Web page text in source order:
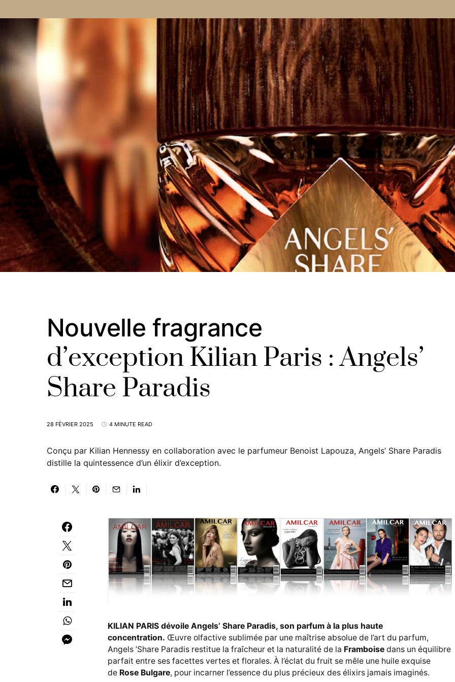
Nouvelle fragrance
d’exception Kilian Paris : Angels’
Share Paradis
28 FÉVRIER 2025 4 MINUTE READ
Conçu par Kilian Hennessy en collaboration avec le parfumeur Benoist Lapouza, Angels’ Share Paradis
distille la quintessence d’un élixir d’exception.
KILIAN PARIS dévoile Angels’ Share Paradis, son parfum à la plus haute
concentration. Œuvre olfactive sublimée par une maîtrise absolue de l’art du parfum,
Angels ’Share Paradis restitue la fraîcheur et la naturalité de la Framboise dans un équilibre
parfait entre ses facettes vertes et florales. À l’éclat du fruit se mêle une huile exquise
de Rose Bulgare, pour incarner l’essence du plus précieux des élixirs jamais imaginés.